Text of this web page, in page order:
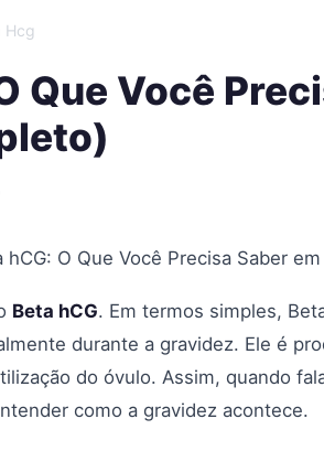
Hcg
Que Você
hCG: O Que Você Precisa Saber
Beta hCG. Em termos simples,
durante a gravidez. Ele é
do óvulo. Assim, quando
como a gravidez acontece.